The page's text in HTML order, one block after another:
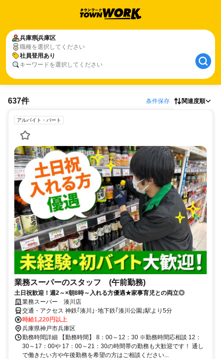
兵庫県兵庫区
職種を選択してください
社員登用あり
キーワードを選択してください
637件 条件保存 関連度順
アルバイト・パート
業務スーパーのスタッフ (午前勤務)
土日祝歓迎！週2～×朝8時～入れる方優遇★家事育児との両立◎
業務スーパー 湊川店
交通・アクセス 神鉄｢湊川｣･地下鉄｢湊川公園｣駅より5分
時給1,220円以上
兵庫県神戸市兵庫区
勤務時間詳細 【勤務時間】 8：00～12：30 ※勤務時間応相談 12：
30～17：00や 17：00～21：30の時間帯の勤務も大歓迎です！ 通し
で働きたい方や午後勤務を希望の方はご相談ください...